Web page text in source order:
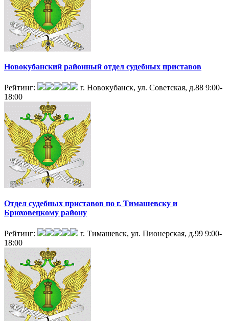
Новокубанский районный отдел судебных приставов
Рейтинг: г. Новокубанск, ул. Советская, д.88 9:00-
18:00
Отдел судебных приставов по г. Тимашевску и
Брюховецкому району
Рейтинг: г. Тимашевск, ул. Пионерская, д.99 9:00-
18:00